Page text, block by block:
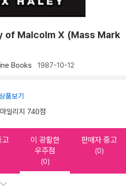
of Malcolm X (Mass Mark
Books 1987-10-12
품보기
일리지 740점
고
이 광활한
우주점
(0)
판매자 중고
(0)